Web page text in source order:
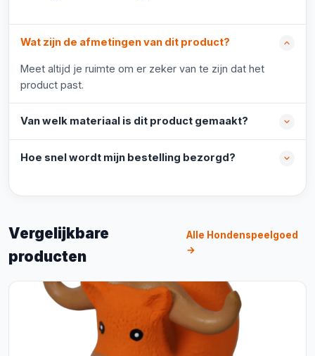
Wat zijn de afmetingen van dit product?
Meet altijd je ruimte om er zeker van te zijn dat het
product past.
Van welk materiaal is dit product gemaakt?
Hoe snel wordt mijn bestelling bezorgd?
Vergelijkbare
producten
Alle Hondenspeelgoed
→